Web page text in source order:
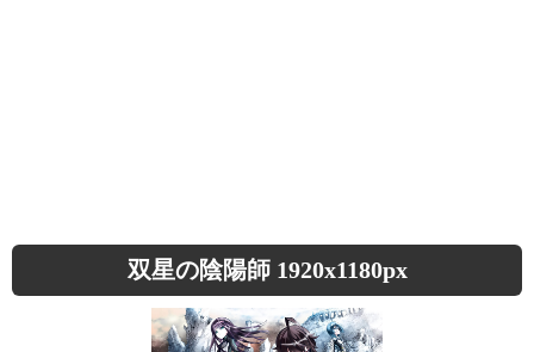
双星の陰陽師 1920x1180px